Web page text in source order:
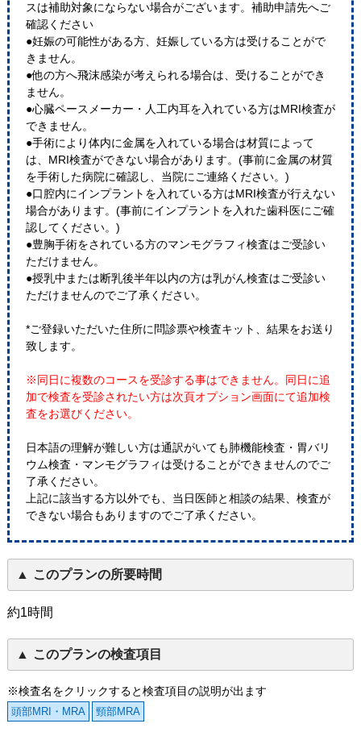
スは補助対象にならない場合がございます。補助申請先へご
確認ください
●妊娠の可能性がある方、妊娠している方は受けることがで
きません。
●他の方へ飛沫感染が考えられる場合は、受けることができ
ません。
●心臓ペースメーカー・人工内耳を入れている方はMRI検査が
できません。
●手術により体内に金属を入れている場合は材質によって
は、MRI検査ができない場合があります。(事前に金属の材質
を手術した病院に確認し、当院にご連絡ください。)
●口腔内にインプラントを入れている方はMRI検査が行えない
場合があります。(事前にインプラントを入れた歯科医にご確
認してください。)
●豊胸手術をされている方のマンモグラフィ検査はご受診い
ただけません。
●授乳中または断乳後半年以内の方は乳がん検査はご受診い
ただけませんのでご了承ください。
*ご登録いただいた住所に問診票や検査キット、結果をお送り
致します。
※同日に複数のコースを受診する事はできません。同日に追
加で検査を受診されたい方は次頁オプション画面にて追加検
査をお選びください。
日本語の理解が難しい方は通訳がいても肺機能検査・胃バリ
ウム検査・マンモグラフィは受けることができませんのでご
了承ください。
上記に該当する方以外でも、当日医師と相談の結果、検査が
できない場合もありますのでご了承ください。
このプランの所要時間
約1時間
このプランの検査項目
※検査名をクリックすると検査項目の説明が出ます
頭部MRI・MRA 頸部MRA